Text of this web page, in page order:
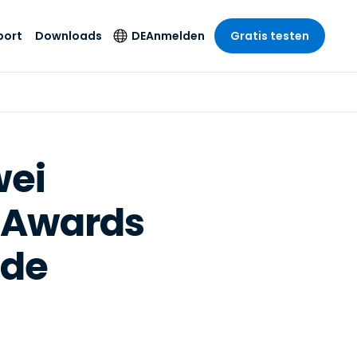
und Kontrolle
Sicherer Zero-Trust-
Unterhaltung
und
und Design
Buchhaltung
Unterhaltung
anzeigen
Downloads DE
Français
Italiano
Anmelden Gratis testen